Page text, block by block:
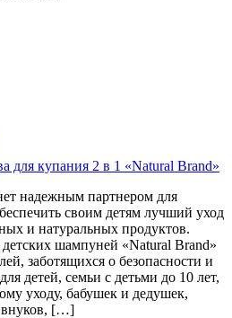
для купания 2 в 1 «Natural Brand»
надежным партнером для
своим детям лучший уход
и натуральных продуктов.
детских шампуней «Natural Brand»
заботящихся о безопасности и
детей, семьи с детьми до 10 лет,
уходу, бабушек и дедушек,
внуков, […]